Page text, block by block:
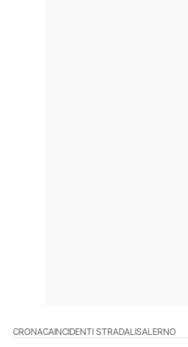
CRONACAINCIDENTI STRADALISALERNO